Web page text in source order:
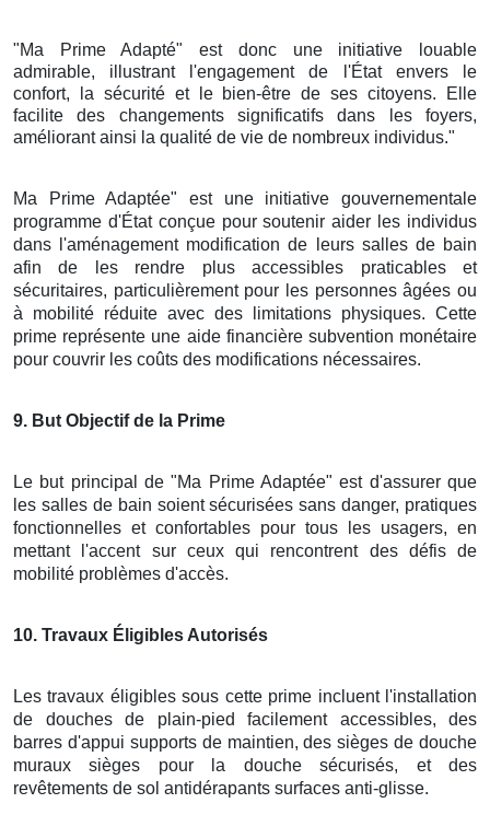
"Ma Prime Adapté" est donc une initiative louable
admirable, illustrant l'engagement de l'État envers le
confort, la sécurité et le bien-être de ses citoyens. Elle
facilite des changements significatifs dans les foyers,
améliorant ainsi la qualité de vie de nombreux individus."
Ma Prime Adaptée" est une initiative gouvernementale
programme d'État conçue pour soutenir aider les individus
dans l'aménagement modification de leurs salles de bain
afin de les rendre plus accessibles praticables et
sécuritaires, particulièrement pour les personnes âgées ou
à mobilité réduite avec des limitations physiques. Cette
prime représente une aide financière subvention monétaire
pour couvrir les coûts des modifications nécessaires.
9. But Objectif de la Prime
Le but principal de "Ma Prime Adaptée" est d'assurer que
les salles de bain soient sécurisées sans danger, pratiques
fonctionnelles et confortables pour tous les usagers, en
mettant l'accent sur ceux qui rencontrent des défis de
mobilité problèmes d'accès.
10. Travaux Éligibles Autorisés
Les travaux éligibles sous cette prime incluent l'installation
de douches de plain-pied facilement accessibles, des
barres d'appui supports de maintien, des sièges de douche
muraux sièges pour la douche sécurisés, et des
revêtements de sol antidérapants surfaces anti-glisse.